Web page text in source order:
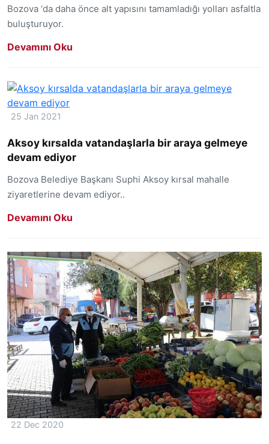
Bozova ‘da daha önce alt yapısını tamamladığı yolları asfaltla
buluşturuyor.
Devamını Oku
25 Jan 2021
Aksoy kırsalda vatandaşlarla bir araya gelmeye
devam ediyor
Bozova Belediye Başkanı Suphi Aksoy kırsal mahalle
ziyaretlerine devam ediyor..
Devamını Oku
22 Dec 2020